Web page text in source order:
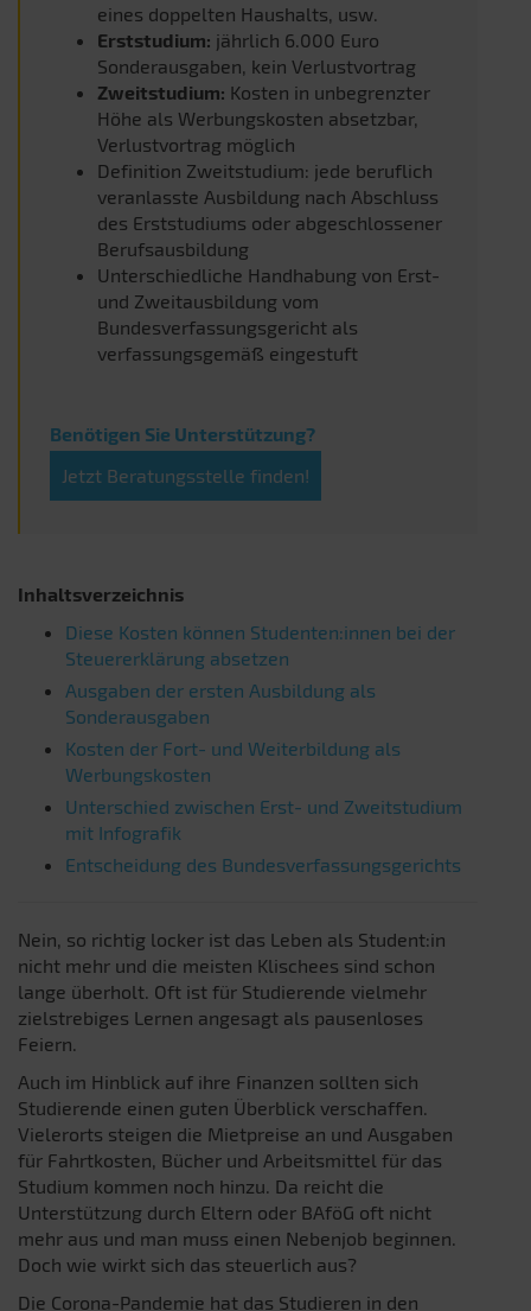
eines doppelten Haushalts, usw.
Erststudium: jährlich 6.000 Euro
Sonderausgaben, kein Verlustvortrag
Zweitstudium: Kosten in unbegrenzter
Höhe als Werbungskosten absetzbar,
Verlustvortrag möglich
Definition Zweitstudium: jede beruflich
veranlasste Ausbildung nach Abschluss
des Erststudiums oder abgeschlossener
Berufsausbildung
Unterschiedliche Handhabung von Erst-
und Zweitausbildung vom
Bundesverfassungsgericht als
verfassungsgemäß eingestuft
Benötigen Sie Unterstützung?
Jetzt Beratungsstelle finden!
Inhaltsverzeichnis
Diese Kosten können Studenten:innen bei der
Steuererklärung absetzen
Ausgaben der ersten Ausbildung als
Sonderausgaben
Kosten der Fort- und Weiterbildung als
Werbungskosten
Unterschied zwischen Erst- und Zweitstudium
mit Infografik
Entscheidung des Bundesverfassungsgerichts
Nein, so richtig locker ist das Leben als Student:in
nicht mehr und die meisten Klischees sind schon
lange überholt. Oft ist für Studierende vielmehr
zielstrebiges Lernen angesagt als pausenloses
Feiern.
Auch im Hinblick auf ihre Finanzen sollten sich
Studierende einen guten Überblick verschaffen.
Vielerorts steigen die Mietpreise an und Ausgaben
für Fahrtkosten, Bücher und Arbeitsmittel für das
Studium kommen noch hinzu. Da reicht die
Unterstützung durch Eltern oder BAföG oft nicht
mehr aus und man muss einen Nebenjob beginnen.
Doch wie wirkt sich das steuerlich aus?
Die Corona-Pandemie hat das Studieren in den